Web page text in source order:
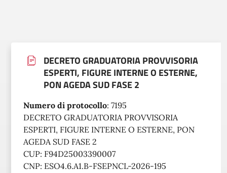
DECRETO GRADUATORIA PROVVISORIA
ESPERTI, FIGURE INTERNE O ESTERNE,
PON AGEDA SUD FASE 2
Numero di protocollo: 7195
DECRETO GRADUATORIA PROVVISORIA
ESPERTI, FIGURE INTERNE O ESTERNE, PON
AGEDA SUD FASE 2
CUP: F94D25003390007
CNP: ESO4.6.A1.B-FSEPNCL-2026-195